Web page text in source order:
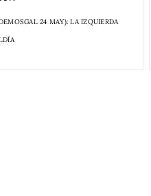
24 MAY): LA IZQUIERDA